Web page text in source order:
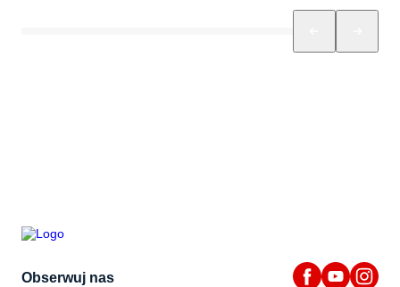
Obserwuj nas